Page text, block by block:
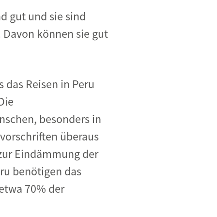
gut und sie sind
können sie gut
Reisen in Peru
besonders in
überaus
Eindämmung der
benötigen das
70% der